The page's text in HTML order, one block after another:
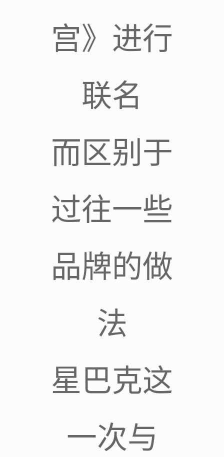
宫》进行
联名
而区别于
过往一些
品牌的做
法
星巴克这
一次与